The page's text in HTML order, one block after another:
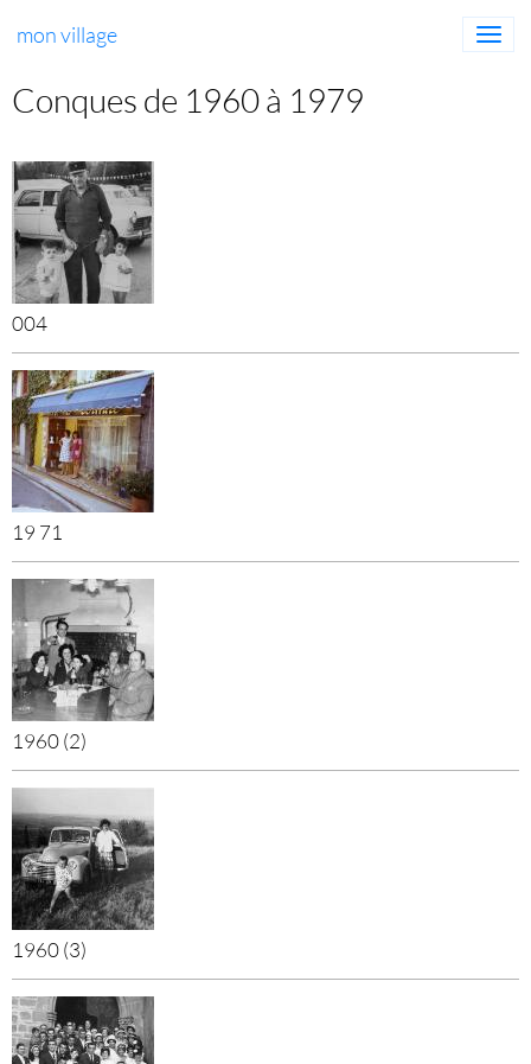
mon village
Conques de 1960 à 1979
004
19 71
1960 (2)
1960 (3)